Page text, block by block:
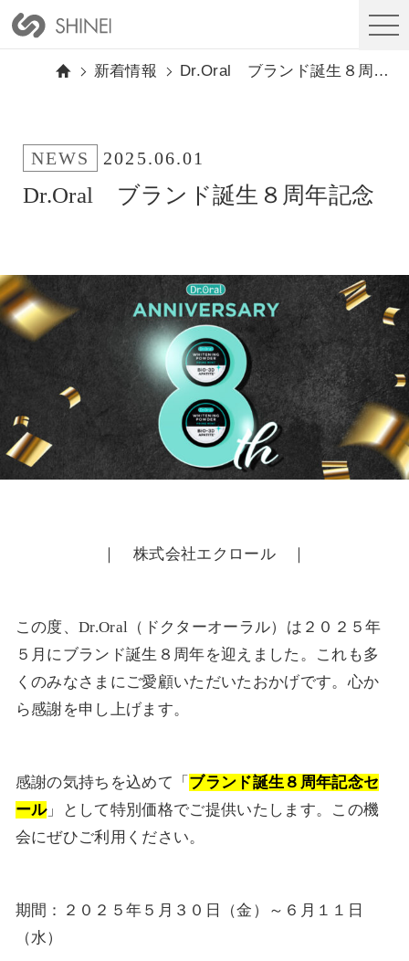
新着情報 Dr.Oral ブランド誕生８周年記念
NEWS 2025.06.01
Dr.Oral ブランド誕生８周年記念
｜ 株式会社エクロール ｜
この度、Dr.Oral（ドクターオーラル）は２０２５年
５月にブランド誕生８周年を迎えました。これも多
くのみなさまにご愛顧いただいたおかげです。心か
ら感謝を申し上げます。
感謝の気持ちを込めて「 ブランド誕生８周年記念セ
ール」として特別価格でご提供いたします。この機
会にぜひご利用ください。
期間：２０２５年５月３０日（金）～６月１１日
（水）